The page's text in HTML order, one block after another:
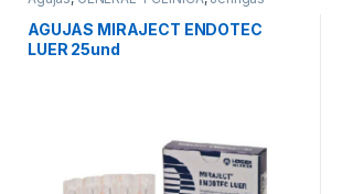
AGUJAS MIRAJECT ENDOTEC
LUER 25und